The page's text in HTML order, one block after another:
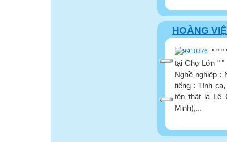
HOÀNG
" " "
tại Chợ Lớn " "
Nghề nghiệp :
tiếng : Tình
tên thật là Lê
Minh),...